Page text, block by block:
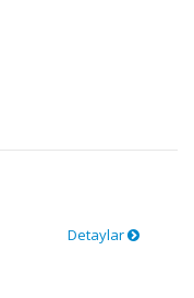
Detaylar